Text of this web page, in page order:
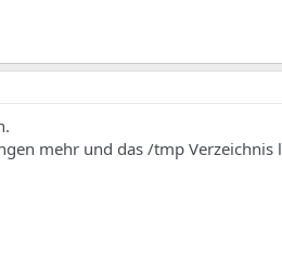
mehr und das /tmp Verzeichnis